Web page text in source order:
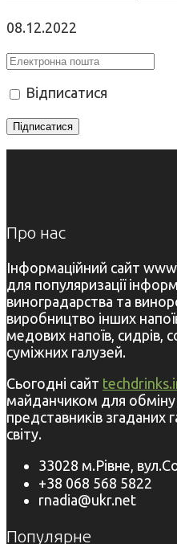
08.12.2022
Відписатися
Про нас
Інформаційний сайт
для популяризації
виноградарства та
виробництво інших
медових напоїв, сидрів,
суміжних галузей.
Сьогодні сайт
майданчиком для
представників згаданих
світу.
33028 м.Рівне,
+38 068 568 5822
rnadia@ukr.net
Популярне